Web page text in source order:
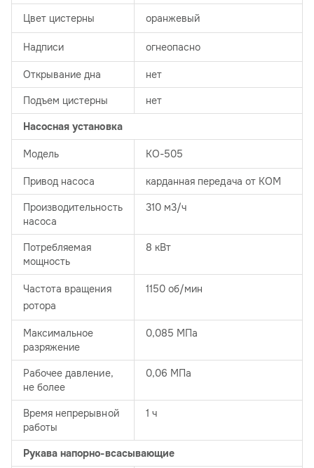
Цвет цистерны оранжевый
Надписи огнеопасно
Открывание дна нет
Подъем цистерны нет
Насосная установка
Модель КО-505
Привод насоса карданная передача от КОМ
Производительность
насоса
310 м3/ч
Потребляемая
мощность
8 кВт
Частота вращения
ротора
1150 об/мин
Максимальное
разряжение
0,085 МПа
Рабочее давление,
не более
0,06 МПа
Время непрерывной
работы
1 ч
Рукава напорно-всасывающие